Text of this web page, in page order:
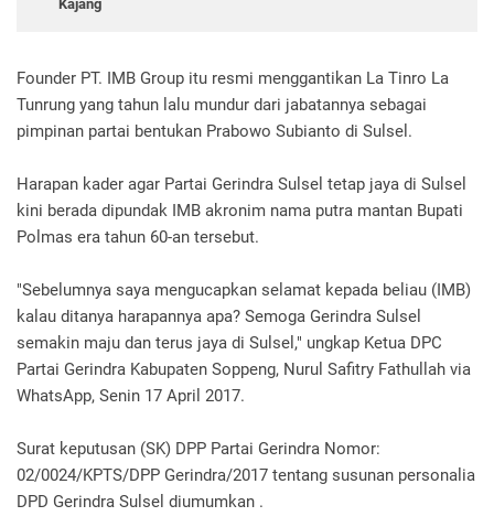
Kajang
Founder PT. IMB Group itu resmi menggantikan La Tinro La
Tunrung yang tahun lalu mundur dari jabatannya sebagai
pimpinan partai bentukan Prabowo Subianto di Sulsel.
Harapan kader agar Partai Gerindra Sulsel tetap jaya di Sulsel
kini berada dipundak IMB akronim nama putra mantan Bupati
Polmas era tahun 60-an tersebut.‎
"Sebelumnya saya mengucapkan selamat kepada beliau (IMB)
kalau ditanya harapannya apa? Semoga Gerindra Sulsel
semakin maju dan terus jaya di Sulsel," ungkap Ketua DPC
Partai Gerindra Kabupaten Soppeng, Nurul Safitry Fathullah via
WhatsApp, Senin 17 April 2017.
Surat keputusan (SK) DPP Partai Gerindra Nomor:
02/0024/KPTS/DPP Gerindra/2017 tentang susunan personalia
DPD Gerindra Sulsel diumumkan .